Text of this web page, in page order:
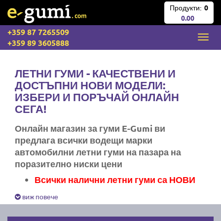
Продукти: 0
0.00
+359 87 7265509
+359 89 3605888
ЛЕТНИ ГУМИ - КАЧЕСТВЕНИ И
ДОСТЪПНИ НОВИ МОДЕЛИ:
ИЗБЕРИ И ПОРЪЧАЙ ОНЛАЙН
СЕГА!
Онлайн магазин за гуми E-Gumi ви
предлага всички водещи марки
автомобилни летни гуми на пазара на
поразително ниски цени
Всички налични летни гуми са НОВИ
Експресна доставка за цяла България
Ние не изпращаме стари гуми
виж повече